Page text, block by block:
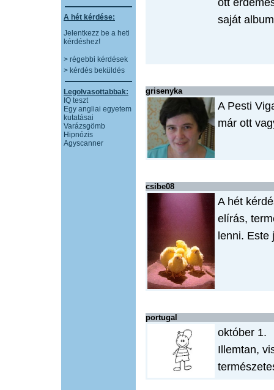
A hét kérdése:
Jelentkezz be a heti
kérdéshez!
> régebbi kérdések
> kérdés beküldés
Legolvasottabbak:
IQ teszt
Egy angliai egyetem
kutatásai
Varázsgömb
Hipnózis
Agyscanner
ott
saját
grisenyka
A Pesti
már ott
csibe08
A hét
elírás,
lenni. Este
portugal
október 1.
Illemtan,